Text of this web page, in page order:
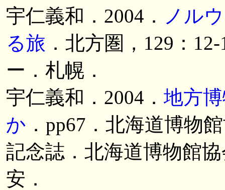
宇仁義和．2004．
ノル
る旅 ．北方圏，129：
ー．札幌．
宇仁義和．2004． 地方
か ．pp67．北海道博物
記念誌．北海道博物館
安．